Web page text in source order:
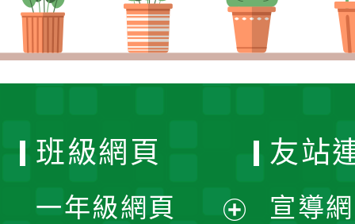
班級網頁
一年級網頁
友站
宣導